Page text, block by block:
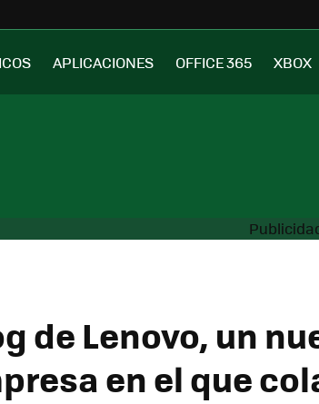
APLICACIONES OFFICE 365 XBOX
de Lenovo, un
en el que